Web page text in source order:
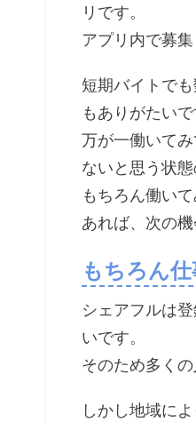
リです。
アプリ内で募
短期バイトで
もありがたいで
万が一働いて
ないと思う状
もちろん働い
あれば、次の
もちろん
シェアフルは
いです。
そのため多く
しかし地域に